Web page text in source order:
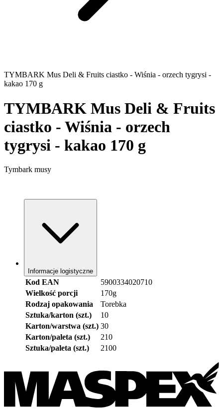
TYMBARK Mus Deli & Fruits ciastko - Wiśnia - orzech tygrysi -
kakao 170 g
TYMBARK Mus Deli & Fruits
ciastko - Wiśnia - orzech
tygrysi - kakao 170 g
Tymbark musy
Informacje logistyczne
Kod EAN
5900334020710
Wielkość porcji
170g
Rodzaj opakowania
Torebka
Sztuka/karton (szt.)
10
Karton/warstwa (szt.) 30
Karton/paleta (szt.)
210
Sztuka/paleta (szt.)
2100